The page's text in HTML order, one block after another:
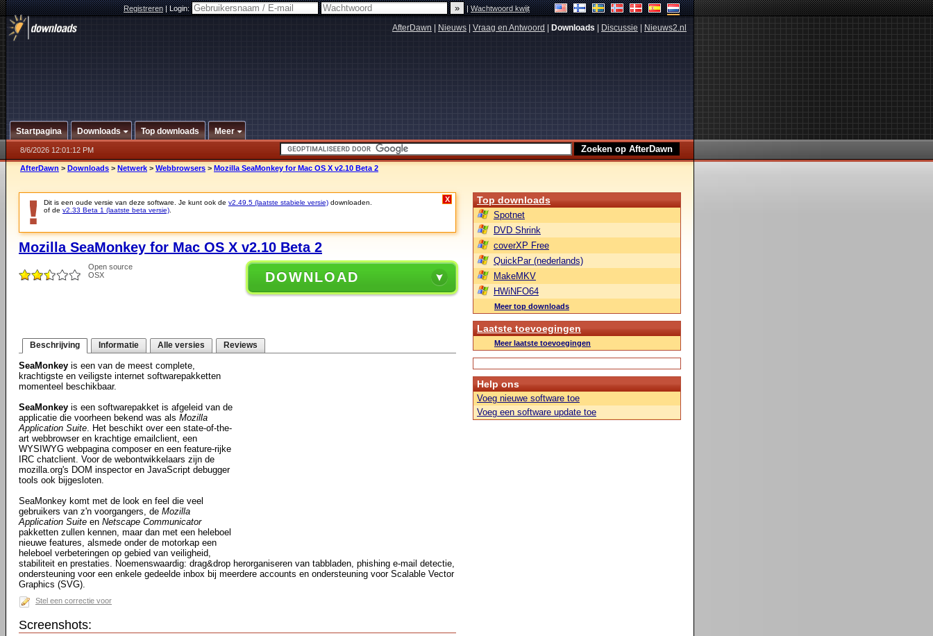
Registreren|Login: |Wachtwoord kwijt
AfterDawn Nieuws Vraag en Antwoord Downloads Discussie Nieuws2.nl
Startpagina Downloads Top downloads Meer
8/6/2026 12:01:12 PM
AfterDawn > Downloads > Netwerk > Webbrowsers > Mozilla SeaMonkey for Mac OS X v2.10 Beta 2
Dit is een oude versie van deze software. Je kunt ook de v2.49.5 (laatste stabiele versie) downloaden.
of de v2.33 Beta 1 (laatste beta versie)
X
Mozilla SeaMonkey for Mac OS X v2.10 Beta 2
Open source
OSX
DOWNLOAD
Beschrijving Informatie Alle versies Reviews
SeaMonkey is een van de meest complete,
krachtigste en veiligste internet softwarepakketten
momenteel beschikbaar.
SeaMonkey is een softwarepakket is afgeleid van de
applicatie die voorheen bekend was als Mozilla
Application Suite. Het beschikt over een state-of-the-
art webbrowser en krachtige emailclient, een
WYSIWYG webpagina composer en een feature-rijke
IRC chatclient. Voor de webontwikkelaars zijn de
mozilla.org's DOM inspector en JavaScript debugger
tools ook bijgesloten.
SeaMonkey komt met de look en feel die veel
gebruikers van z'n voorgangers, de Mozilla
Application Suite en Netscape Communicator
pakketten zullen kennen, maar dan met een heleboel
nieuwe features, alsmede onder de motorkap een
heleboel verbeteringen op gebied van veiligheid,
stabiliteit en prestaties. Noemenswaardig: drag&drop herorganiseren van tabbladen, phishing e-mail detectie,
ondersteuning voor een enkele gedeelde inbox bij meerdere accounts en ondersteuning voor Scalable Vector
Graphics (SVG).
Stel een correctie voor
Screenshots:
Top downloads
Spotnet
DVD Shrink
coverXP Free
QuickPar (nederlands)
MakeMKV
HWiNFO64
Meer top downloads
Laatste toevoegingen
Meer laatste toevoegingen
Help ons
Voeg nieuwe software toe
Voeg een software update toe